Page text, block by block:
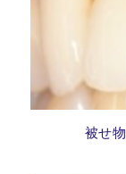
被せ